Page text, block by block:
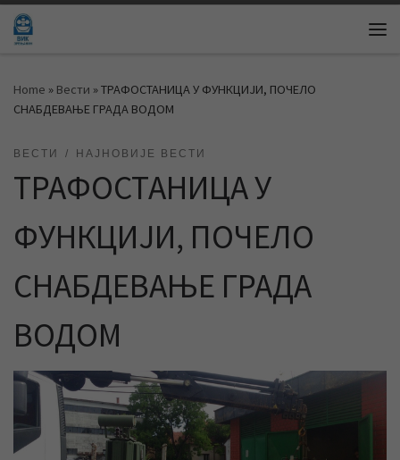
Skip to content
Home » Вести »ТРАФОСТАНИЦА У ФУНКЦИЈИ, ПОЧЕЛО
СНАБДЕВАЊЕ ГРАДА ВОДОМ
ВЕСТИ НАЈНОВИЈЕ ВЕСТИ
ТРАФОСТАНИЦА У
ФУНКЦИЈИ, ПОЧЕЛО
СНАБДЕВАЊЕ ГРАДА
ВОДОМ